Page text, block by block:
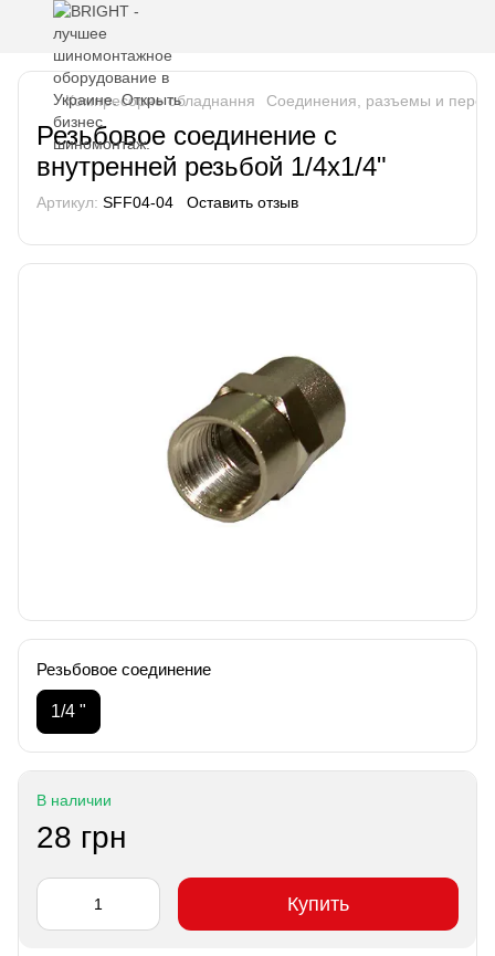
Компресорне обладнання Соединения, разъемы и
Резьбовое соединение с
внутренней резьбой 1/4х1/4"
Артикул: SFF04-04 Оставить отзыв
Резьбовое соединение
1/4 "
В наличии
28 грн
Купить